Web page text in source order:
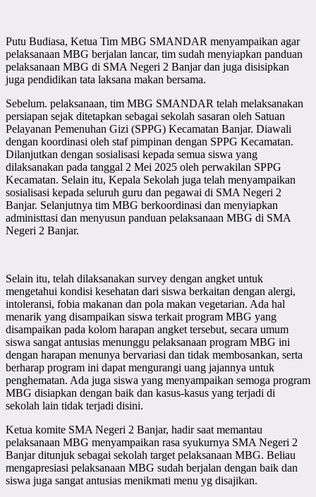
Putu Budiasa, Ketua Tim MBG SMANDAR menyampaikan agar
pelaksanaan MBG berjalan lancar, tim sudah menyiapkan panduan
pelaksanaan MBG di SMA Negeri 2 Banjar dan juga disisipkan
juga pendidikan tata laksana makan bersama.
Sebelum. pelaksanaan, tim MBG SMANDAR telah melaksanakan
persiapan sejak ditetapkan sebagai sekolah sasaran oleh Satuan
Pelayanan Pemenuhan Gizi (SPPG) Kecamatan Banjar. Diawali
dengan koordinasi oleh staf pimpinan dengan SPPG Kecamatan.
Dilanjutkan dengan sosialisasi kepada semua siswa yang
dilaksanakan pada tanggal 2 Mei 2025 oleh perwakilan SPPG
Kecamatan. Selain itu, Kepala Sekolah juga telah menyampaikan
sosialisasi kepada seluruh guru dan pegawai di SMA Negeri 2
Banjar. Selanjutnya tim MBG berkoordinasi dan menyiapkan
administtasi dan menyusun panduan pelaksanaan MBG di SMA
Negeri 2 Banjar.
Selain itu, telah dilaksanakan survey dengan angket untuk
mengetahui kondisi kesehatan dari siswa berkaitan dengan alergi,
intoleransi, fobia makanan dan pola makan vegetarian. Ada hal
menarik yang disampaikan siswa terkait program MBG yang
disampaikan pada kolom harapan angket tersebut, secara umum
siswa sangat antusias menunggu pelaksanaan program MBG ini
dengan harapan menunya bervariasi dan tidak membosankan, serta
berharap program ini dapat mengurangi uang jajannya untuk
penghematan. Ada juga siswa yang menyampaikan semoga program
MBG disiapkan dengan baik dan kasus-kasus yang terjadi di
sekolah lain tidak terjadi disini.
Ketua komite SMA Negeri 2 Banjar, hadir saat memantau
pelaksanaan MBG menyampaikan rasa syukurnya SMA Negeri 2
Banjar ditunjuk sebagai sekolah target pelaksanaan MBG. Beliau
mengapresiasi pelaksanaan MBG sudah berjalan dengan baik dan
siswa juga sangat antusias menikmati menu yg disajikan.